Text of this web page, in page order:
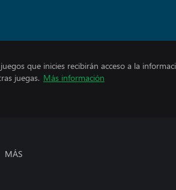
que inicies recibirán acceso a la
juegas. Más información
MÁS